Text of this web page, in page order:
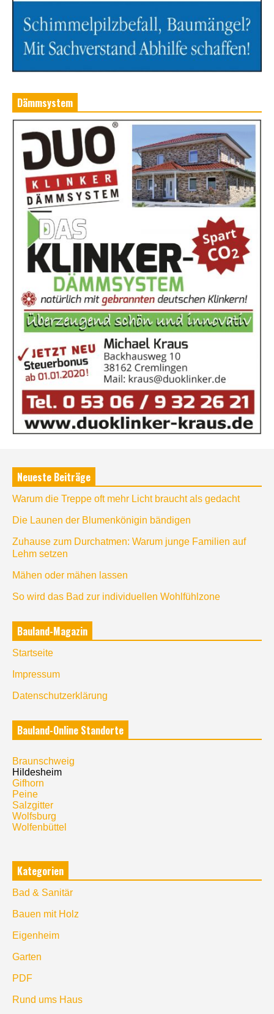
Dämmsystem
Neueste Beiträge
Warum die Treppe oft mehr Licht braucht als gedacht
Die Launen der Blumenkönigin bändigen
Zuhause zum Durchatmen: Warum junge Familien auf
Lehm setzen
Mähen oder mähen lassen
So wird das Bad zur individuellen Wohlfühlzone
Bauland-Magazin
Startseite
Impressum
Datenschutzerklärung
Bauland-Online Standorte
Braunschweig
Hildesheim
Gifhorn
Peine
Salzgitter
Wolfsburg
Wolfenbüttel
Kategorien
Bad & Sanitär
Bauen mit Holz
Eigenheim
Garten
PDF
Rund ums Haus